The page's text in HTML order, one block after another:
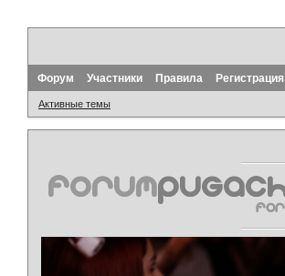
Форум Участники Правила Регистрация
Активные темы